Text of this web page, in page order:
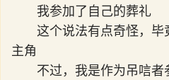
我参加了自己的葬礼
这个说法有点奇怪，
主角
不过，我是作为吊唁者